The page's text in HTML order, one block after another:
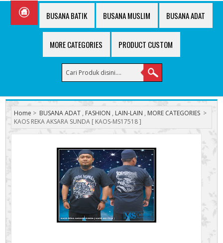
BUSANA BATIK BUSANA MUSLIM BUSANA ADAT
MORE CATEGORIES PRODUCT CUSTOM
Home > BUSANA ADAT , FASHION , LAIN-LAIN , MORE CATEGORIES >
KAOS REKA AKSARA SUNDA [ KAOS-MS17518 ]